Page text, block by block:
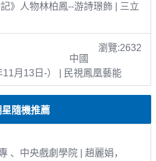
》人物林柏鳳--游詩璟飾 | 三立
瀏覽:2632
中國
月13日-） | 民視鳳凰藝能
星隨機推薦
、中央戲劇學院 | 趙麗娟，